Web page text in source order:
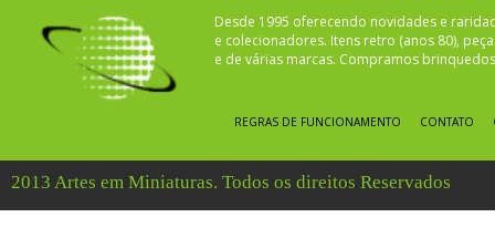
Desde 1995 oferecendo novidades e
e colecionadores. Itens retro (anos 80),
e de várias marcas. Compramos
REGRAS DE FUNCIONAMENTO CONTATO
2013 Artes em Miniaturas. Todos os direitos Reservados